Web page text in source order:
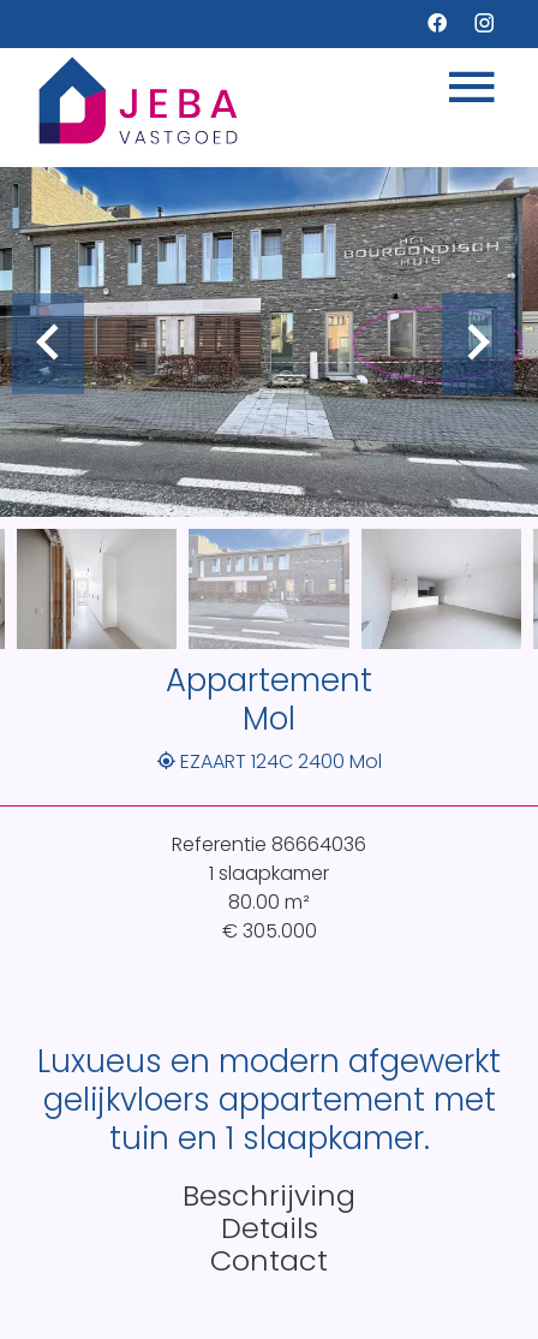
Appartement
Mol
EZAART 124C 2400 Mol
Referentie 86664036
1 slaapkamer
80.00 m²
€ 305.000
Luxueus en modern afgewerkt
gelijkvloers appartement met
tuin en 1 slaapkamer.
Beschrijving
Details
Contact